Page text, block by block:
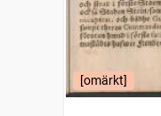
[omärkt]